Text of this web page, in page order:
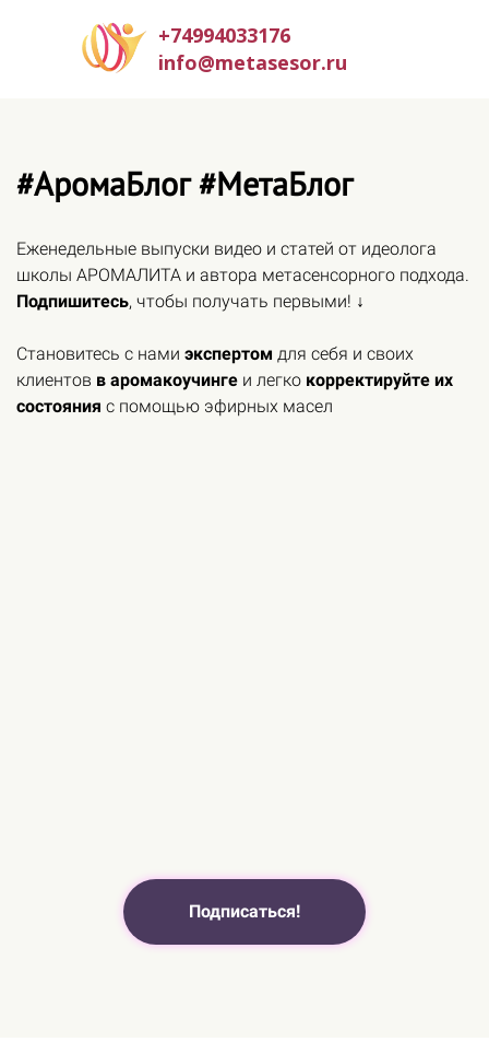
+74994033176
info@metasesor.ru
#АромаБлог #МетаБлог
Еженедельные выпуски видео и статей от идеолога
школы АРОМАЛИТА и автора метасенсорного подхода.
Подпишитесь, чтобы получать первыми! ↓
Становитесь с нами экспертом для себя и своих
клиентов в аромакоучинге и легко корректируйте их
состояния с помощью эфирных масел
Подписаться!